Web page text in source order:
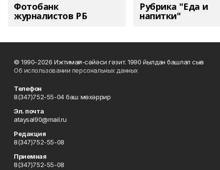
Фотобанк
журналистов РБ
Рубрика "Еда и
напитки"
© 1990-2026 Ижтимағи-сәйәси гәзит. 1990 йылдан башлап сыға
Об использовании персональных данных
Телефон
8(347)752-55-04 баш мөхәррир
Эл. почта
ataysal90@mail.ru
Редакция
8(347)752-55-08
Приемная
8(347)752-55-08